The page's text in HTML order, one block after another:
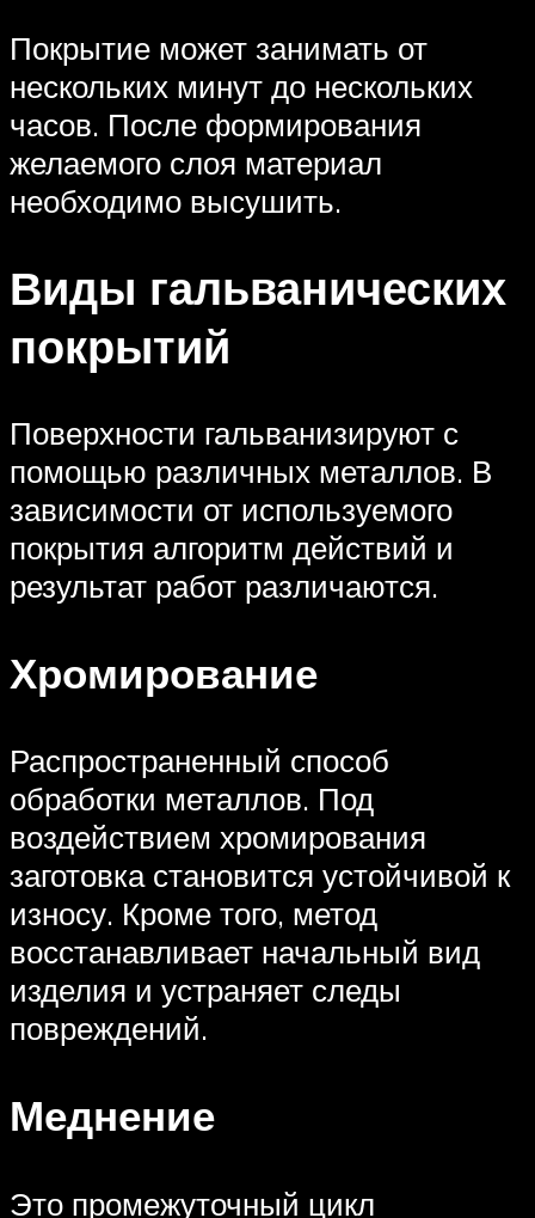
Покрытие может занимать от
нескольких минут до нескольких
часов. После формирования
желаемого слоя материал
необходимо высушить.
Виды гальванических
покрытий
Поверхности гальванизируют с
помощью различных металлов. В
зависимости от используемого
покрытия алгоритм действий и
результат работ различаются.
Хромирование
Распространенный способ
обработки металлов. Под
воздействием хромирования
заготовка становится устойчивой к
износу. Кроме того, метод
восстанавливает начальный вид
изделия и устраняет следы
повреждений.
Меднение
Это промежуточный цикл